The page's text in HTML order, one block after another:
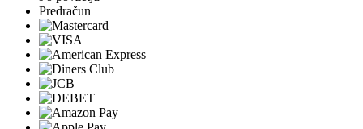
Predračun